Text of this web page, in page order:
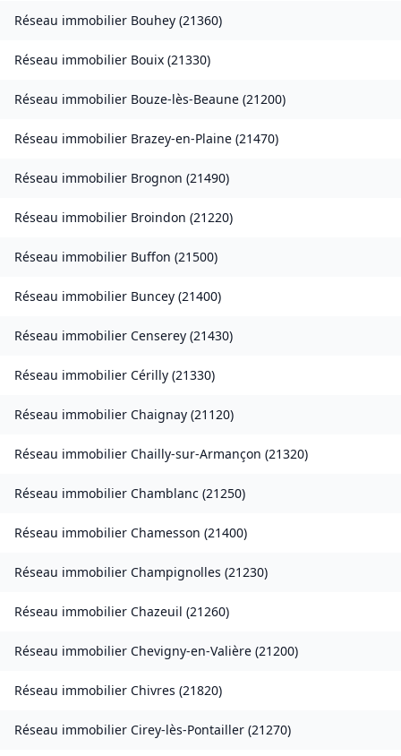
Réseau immobilier Bouhey (21360)
Réseau immobilier Bouix (21330)
Réseau immobilier Bouze-lès-Beaune (21200)
Réseau immobilier Brazey-en-Plaine (21470)
Réseau immobilier Brognon (21490)
Réseau immobilier Broindon (21220)
Réseau immobilier Buffon (21500)
Réseau immobilier Buncey (21400)
Réseau immobilier Censerey (21430)
Réseau immobilier Cérilly (21330)
Réseau immobilier Chaignay (21120)
Réseau immobilier Chailly-sur-Armançon (21320)
Réseau immobilier Chamblanc (21250)
Réseau immobilier Chamesson (21400)
Réseau immobilier Champignolles (21230)
Réseau immobilier Chazeuil (21260)
Réseau immobilier Chevigny-en-Valière (21200)
Réseau immobilier Chivres (21820)
Réseau immobilier Cirey-lès-Pontailler (21270)